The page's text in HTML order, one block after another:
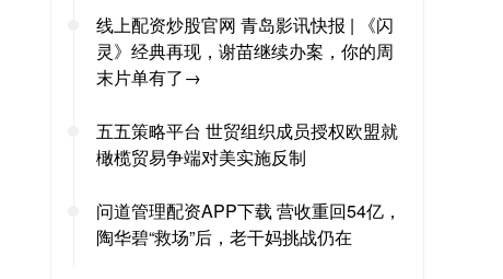
线上配资炒股官网 青岛影讯快报 | 《闪
灵》经典再现，谢苗继续办案，你的周
末片单有了→
五五策略平台 世贸组织成员授权欧盟就
橄榄贸易争端对美实施反制
问道管理配资APP下载 营收重回54亿，
陶华碧“救场”后，老干妈挑战仍在